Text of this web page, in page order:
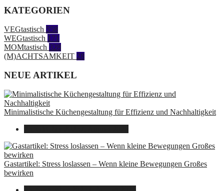
KATEGORIEN
VEGtastisch 558
WEGtastisch 171
MOMtastisch 328
(M)ACHTSAMKEIT 28
NEUE ARTIKEL
Minimalistische Küchengestaltung für Effizienz und Nachhaltigkeit
Gastartikel: Stress loslassen – Wenn kleine Bewegungen Großes
bewirken